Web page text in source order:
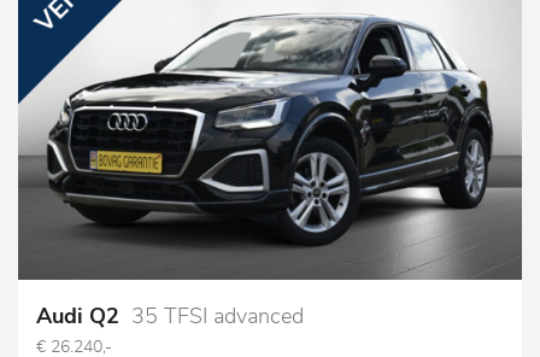
Audi Q2 35 TFSI advanced
€ 26.240,-